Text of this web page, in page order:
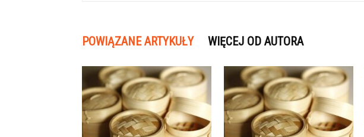
POWIĄZANE ARTYKUŁY WIĘCEJ OD AUTORA